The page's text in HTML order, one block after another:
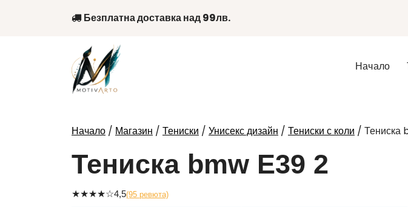
Безплатна доставка над 99лв.
Начало
Начало / Магазин / Тениски / Унисекс дизайн / Тениски с коли / Тениска
Тениска bmw Е39 2
★★★★☆4,5(95 ревюта)